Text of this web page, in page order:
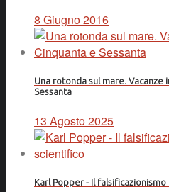
8 Giugno 2016
Una rotonda sul mare. Vacanze
Sessanta
13 Agosto 2025
Karl Popper - Il